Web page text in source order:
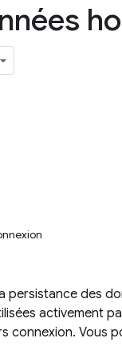
persistance des
activement
connexion.